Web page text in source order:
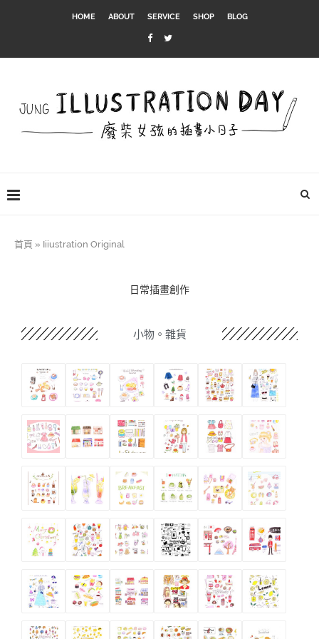
HOME ABOUT SERVICE SHOP BLOG
首頁 » Iiiustration Original
日常插畫創作
小物。雜貨